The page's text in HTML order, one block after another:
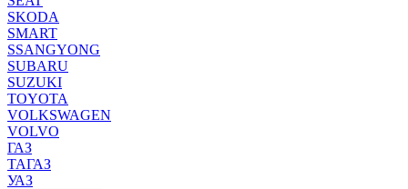
SKODA
SMART
SSANGYONG
SUBARU
SUZUKI
TOYOTA
VOLKSWAGEN
VOLVO
ГАЗ
ТАГАЗ
УАЗ